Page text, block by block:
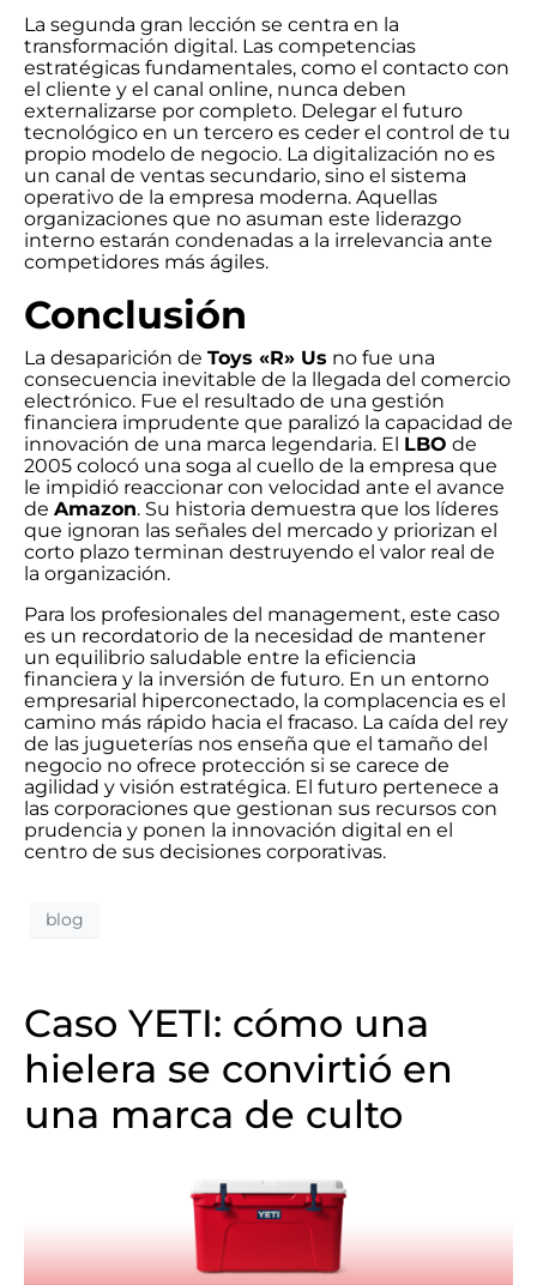
La segunda gran lección se centra en la
transformación digital. Las competencias
estratégicas fundamentales, como el contacto con
el cliente y el canal online, nunca deben
externalizarse por completo. Delegar el futuro
tecnológico en un tercero es ceder el control de tu
propio modelo de negocio. La digitalización no es
un canal de ventas secundario, sino el sistema
operativo de la empresa moderna. Aquellas
organizaciones que no asuman este liderazgo
interno estarán condenadas a la irrelevancia ante
competidores más ágiles.
Conclusión
La desaparición de Toys «R» Us no fue una
consecuencia inevitable de la llegada del comercio
electrónico. Fue el resultado de una gestión
financiera imprudente que paralizó la capacidad de
innovación de una marca legendaria. El LBO de
2005 colocó una soga al cuello de la empresa que
le impidió reaccionar con velocidad ante el avance
de Amazon. Su historia demuestra que los líderes
que ignoran las señales del mercado y priorizan el
corto plazo terminan destruyendo el valor real de
la organización.
Para los profesionales del management, este caso
es un recordatorio de la necesidad de mantener
un equilibrio saludable entre la eficiencia
financiera y la inversión de futuro. En un entorno
empresarial hiperconectado, la complacencia es el
camino más rápido hacia el fracaso. La caída del rey
de las jugueterías nos enseña que el tamaño del
negocio no ofrece protección si se carece de
agilidad y visión estratégica. El futuro pertenece a
las corporaciones que gestionan sus recursos con
prudencia y ponen la innovación digital en el
centro de sus decisiones corporativas.
blog
Caso YETI: cómo una
hielera se convirtió en
una marca de culto